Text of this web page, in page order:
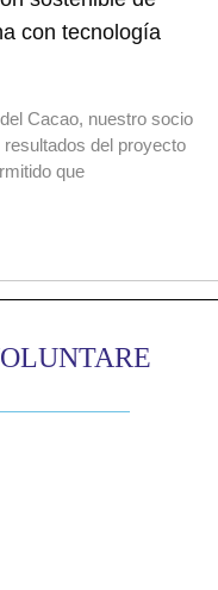
con tecnología
Cacao, nuestro socio
del proyecto
que